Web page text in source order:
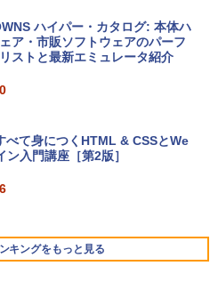
ラ、日本語キーボード、Touch I
ドナイト
15.6インチ 16GBメモリ 512GB
ンテル Core 5
ートパソコン WE1-K3 (MS 365 P
Copilotキー搭載/Win 11/15.6型/
16GB/SSD 512GB/ホワイト) FM
フトカード - 1000 Robux 【限
ャルアイテムを含む】 【オンラ
ムコード】 ロブロックス |オン
Office Home 2024(最新 永続
応|PC2台
ハイパー・カタログ: 本体ハ
ア・市販ソフトウェアのパーフ
ストと最新エミュレータ紹介
べて身につくHTML & CSSとWe
ン入門講座［第2版］
キングをもっと見る